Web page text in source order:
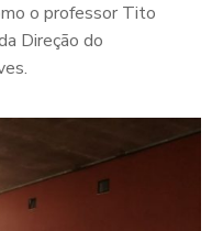
o professor Tito
Direção do